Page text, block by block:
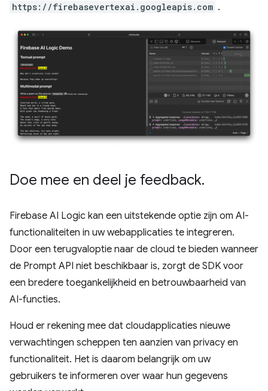
https://firebasevertexai.googleapis.com .
Doe mee en deel je feedback.
Firebase AI Logic kan een uitstekende optie zijn om AI-
functionaliteiten in uw webapplicaties te integreren.
Door een terugvaloptie naar de cloud te bieden wanneer
de Prompt API niet beschikbaar is, zorgt de SDK voor
een bredere toegankelijkheid en betrouwbaarheid van
AI-functies.
Houd er rekening mee dat cloudapplicaties nieuwe
verwachtingen scheppen ten aanzien van privacy en
functionaliteit. Het is daarom belangrijk om uw
gebruikers te informeren over waar hun gegevens